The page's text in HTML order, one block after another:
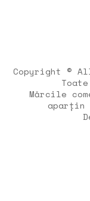
Copyright ©
Mărcile